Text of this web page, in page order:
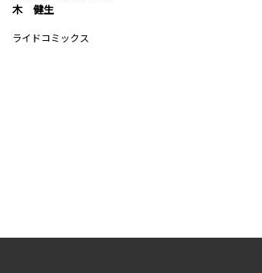
木 健生
ライドコミックス